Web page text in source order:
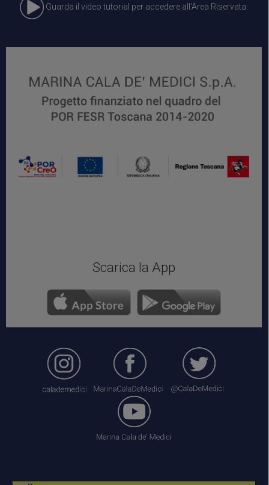
Guarda il video tutorial per accedere all'Area Riservata.
Scarica la App